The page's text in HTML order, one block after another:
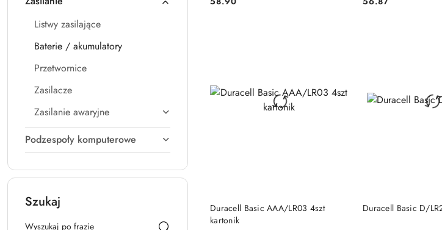
Listwy zasilające
Baterie / akumulatory
Przetwornice
Zasilacze
Zasilanie awaryjne
Podzespoły komputerowe
Szukaj
Duracell Basic AAA/LR03 4szt
kartonik
DO KOSZYKA Duracell Basic D/
DO